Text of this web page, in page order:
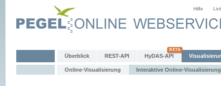
Hilfe
Überblick REST-API HyDAS-API
Online-Visualisierung Interaktive Online-Visualisierung